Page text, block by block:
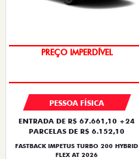
PREÇO IMPERDÍVEL
PESSOA FÍSICA
ENTRADA DE R$ 67.661,10 +24
PARCELAS DE R$ 6.152,10
FASTBACK IMPETUS TURBO 200 HYBRID
FLEX AT 2026